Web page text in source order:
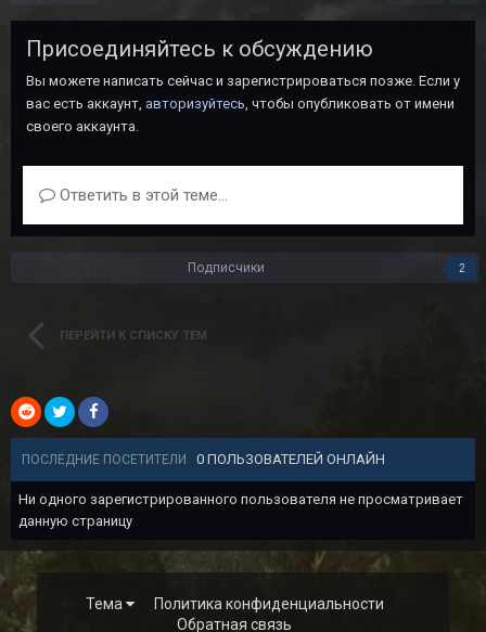
Присоединяйтесь к обсуждению
Вы можете написать сейчас и зарегистрироваться позже. Если у
вас есть аккаунт, авторизуйтесь, чтобы опубликовать от имени
своего аккаунта.
Ответить в этой теме...
Подписчики 2
ПЕРЕЙТИ К СПИСКУ ТЕМ
ПОСЛЕДНИЕ ПОСЕТИТЕЛИ 0 ПОЛЬЗОВАТЕЛЕЙ ОНЛАЙН
Ни одного зарегистрированного пользователя не просматривает
данную страницу
Тема
Политика конфиденциальности
Обратная связь